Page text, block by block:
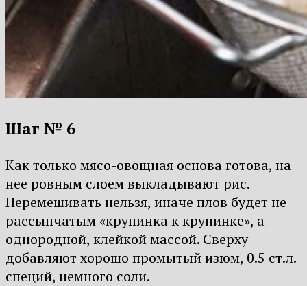
Шаг № 6
Как только мясо-овощная основа готова, на
нее ровным слоем выкладывают рис.
Перемешивать нельзя, иначе плов будет не
рассыпчатым «крупинка к крупинке», а
однородной, клейкой массой. Сверху
добавляют хорошо промытый изюм, 0.5 ст.л.
специй, немного соли.